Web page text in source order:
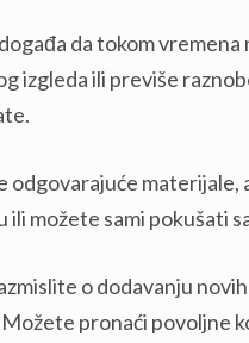
da tokom
izgleda ili previše
odgovarajuće materijale,
ili možete sami pokušati
o dodavanju
pronaći povoljne